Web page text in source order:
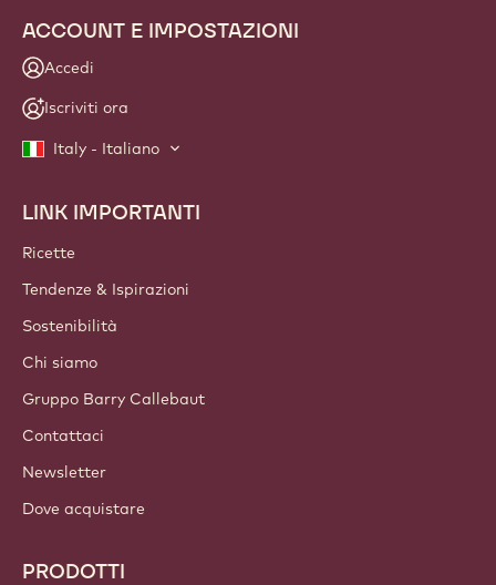
ACCOUNT E IMPOSTAZIONI
Accedi
Iscriviti ora
Italy - Italiano
Footer
Callebaut
LINK IMPORTANTI
Ricette
Tendenze & Ispirazioni
Sostenibilità
Chi siamo
Gruppo Barry Callebaut
Contattaci
Newsletter
Dove acquistare
PRODOTTI